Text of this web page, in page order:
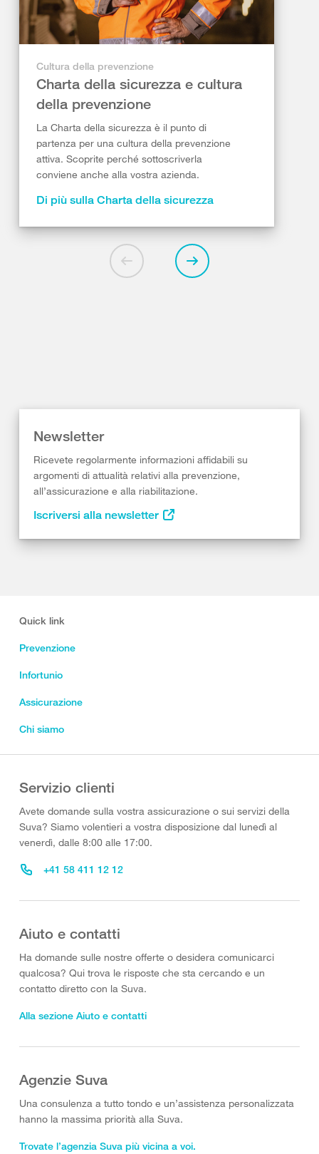
Cultura della prevenzione
Charta della sicurezza e cultura
della prevenzione
La Charta della sicurezza è il punto di
partenza per una cultura della prevenzione
attiva. Scoprite perché sottoscriverla
conviene anche alla vostra azienda.
Di più sulla Charta della sicurezza
Newsletter
Ricevete regolarmente informazioni affidabili su
argomenti di attualità relativi alla prevenzione,
all’assicurazione e alla riabilitazione.
Iscriversi alla newsletter
Quick link
Prevenzione
Infortunio
Assicurazione
Chi siamo
Servizio clienti
Avete domande sulla vostra assicurazione o sui servizi della
Suva? Siamo volentieri a vostra disposizione dal lunedì al
venerdì, dalle 8:00 alle 17:00.
+41 58 411 12 12
Aiuto e contatti
Ha domande sulle nostre offerte o desidera comunicarci
qualcosa? Qui trova le risposte che sta cercando e un
contatto diretto con la Suva.
Alla sezione Aiuto e contatti
Agenzie Suva
Una consulenza a tutto tondo e un’assistenza personalizzata
hanno la massima priorità alla Suva.
Trovate l’agenzia Suva più vicina a voi.